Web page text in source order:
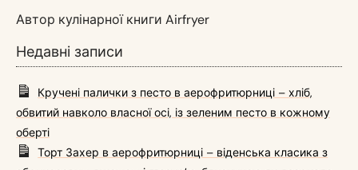
Автор кулінарної книги Airfryer
Недавні записи
Кручені палички з песто в аерофритюрниці – хліб,
обвитий навколо власної осі, із зеленим песто в кожному
оберті
Торт Захер в аерофритюрниці – віденська класика з